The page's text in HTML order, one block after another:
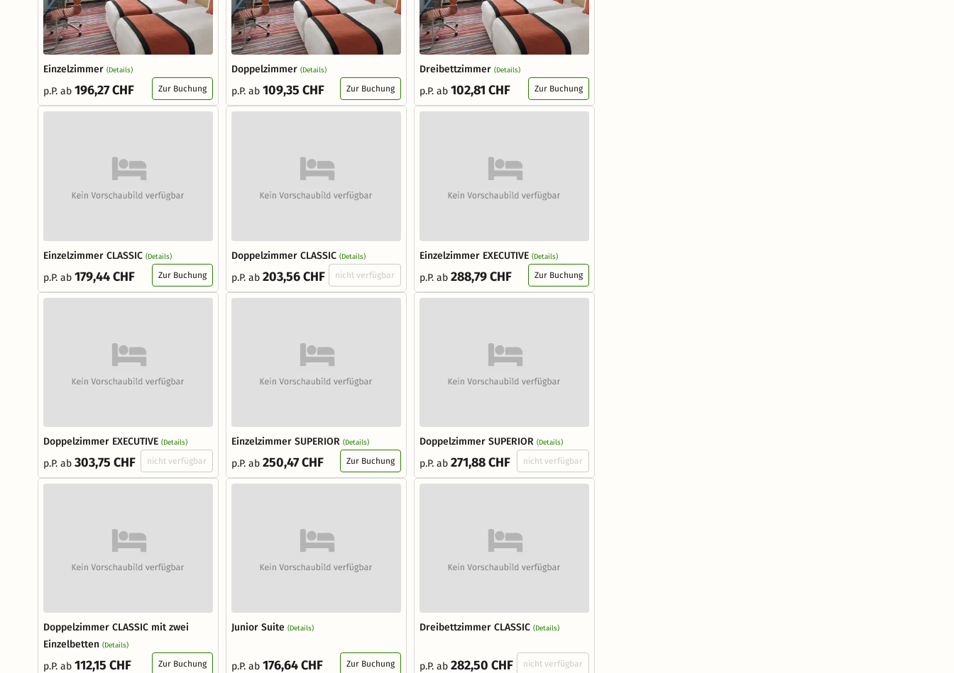
Einzelzimmer (Details)
p.P. ab 196,27 CHF Zur Buchung
Doppelzimmer (Details)
p.P. ab 109,35 CHF Zur Buchung
Dreibettzimmer (Details)
p.P. ab 102,81 CHF Zur Buchung
Einzelzimmer CLASSIC (Details)
p.P. ab 179,44 CHF Zur Buchung
Doppelzimmer CLASSIC (Details)
p.P. ab 203,56 CHF nicht verfügbar
Einzelzimmer EXECUTIVE (Details)
p.P. ab 288,79 CHF Zur Buchung
Doppelzimmer EXECUTIVE (Details)
p.P. ab 303,75 CHF nicht verfügbar
Einzelzimmer SUPERIOR (Details)
p.P. ab 250,47 CHF Zur Buchung
Doppelzimmer SUPERIOR (Details)
p.P. ab 271,88 CHF nicht verfügbar
Doppelzimmer CLASSIC mit zwei
Einzelbetten (Details)
p.P. ab 112,15 CHF Zur Buchung
Junior Suite (Details)
p.P. ab 176,64 CHF Zur Buchung
Dreibettzimmer CLASSIC (Details)
p.P. ab 282,50 CHF nicht verfügbar